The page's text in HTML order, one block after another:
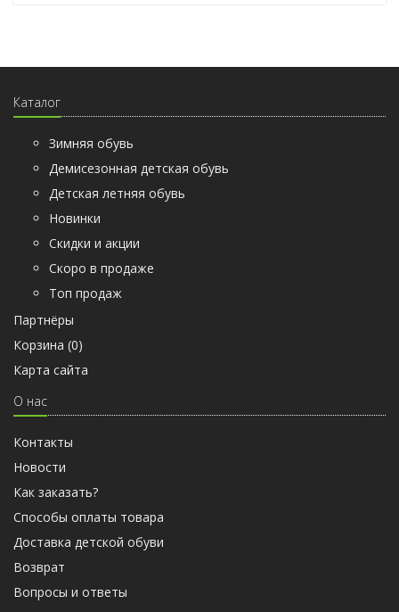
Каталог
Зимняя обувь
Демисезонная детская обувь
Детская летняя обувь
Новинки
Скидки и акции
Скоро в продаже
Топ продаж
Партнёры
Корзина (0)
Карта сайта
О нас
Контакты
Новости
Как заказать?
Способы оплаты товара
Доставка детской обуви
Возврат
Вопросы и ответы